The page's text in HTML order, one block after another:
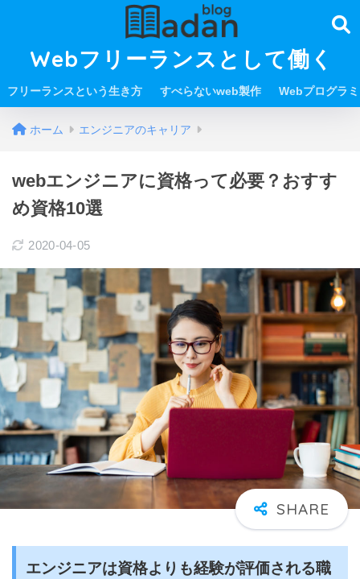
Webフリーランスとして働く
フリーランスという生き方 すべらないweb製作 Webプログラ
ホーム エンジニアのキャリア
webエンジニアに資格って必要？おすす
め資格10選
2020-04-05
エンジニアは資格よりも経験が評価される職